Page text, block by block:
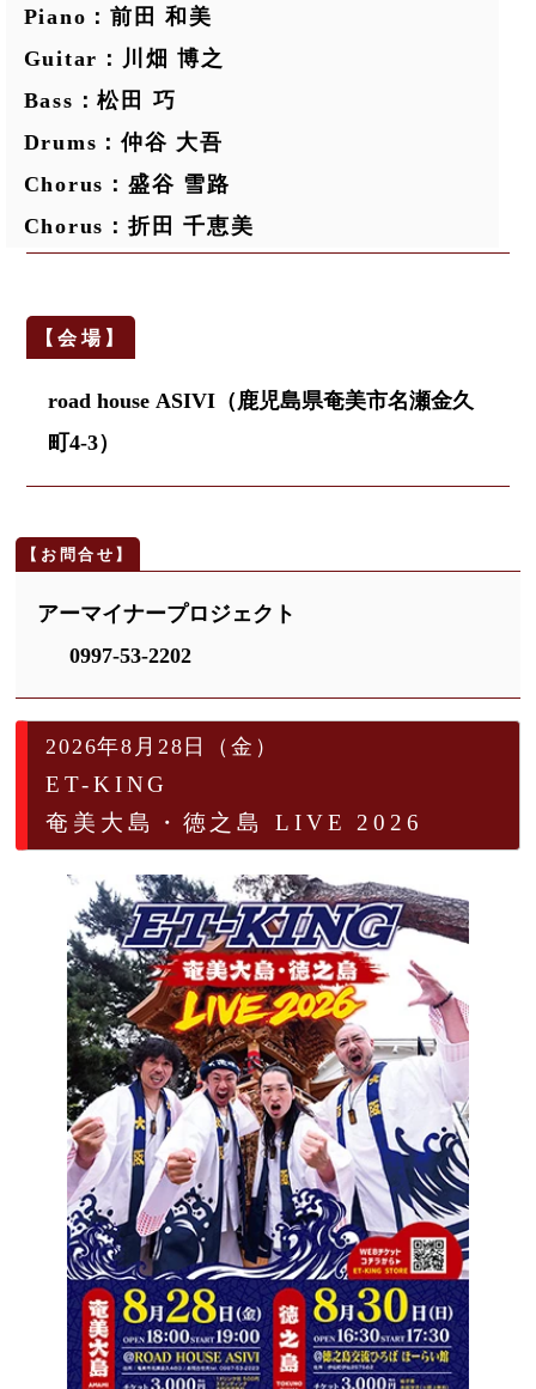
Piano：前田 和美
Guitar：川畑 博之
Bass：松田 巧
Drums：仲谷 大吾
Chorus：盛谷 雪路
Chorus：折田 千恵美
road house ASIVI（鹿児島県奄美市名瀬金久
町4-3）
アーマイナープロジェクト
0997-53-2202
2026年8月28日（金）
ET-KING
奄美大島・徳之島 LIVE 2026